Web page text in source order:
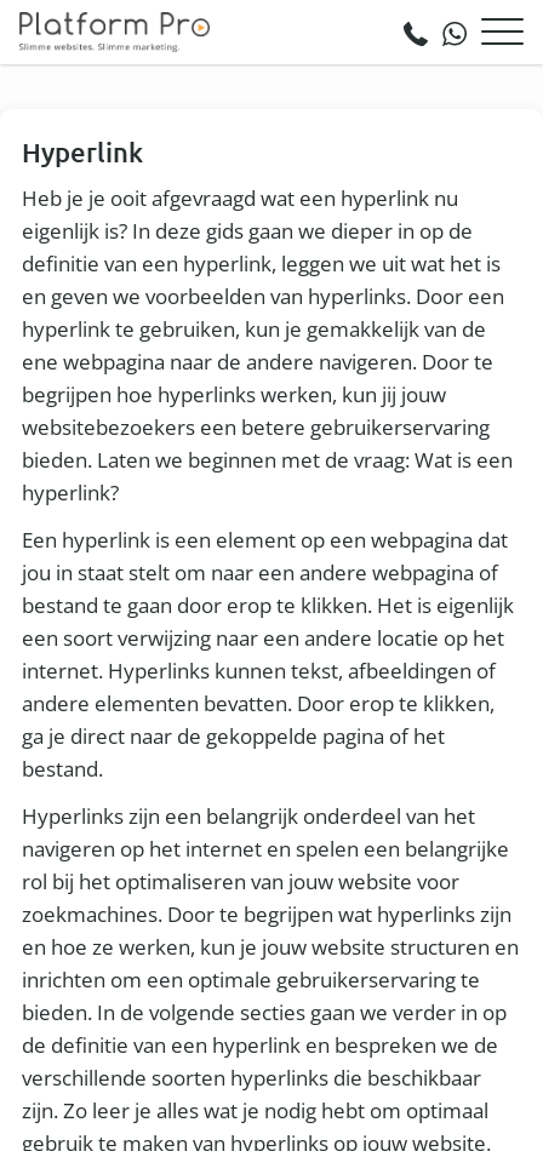
Hyperlink
Heb je je ooit afgevraagd wat een hyperlink nu
eigenlijk is? In deze gids gaan we dieper in op de
definitie van een hyperlink, leggen we uit wat het is
en geven we voorbeelden van hyperlinks. Door een
hyperlink te gebruiken, kun je gemakkelijk van de
ene webpagina naar de andere navigeren. Door te
begrijpen hoe hyperlinks werken, kun jij jouw
websitebezoekers een betere gebruikerservaring
bieden. Laten we beginnen met de vraag: Wat is een
hyperlink?
Een hyperlink is een element op een webpagina dat
jou in staat stelt om naar een andere webpagina of
bestand te gaan door erop te klikken. Het is eigenlijk
een soort verwijzing naar een andere locatie op het
internet. Hyperlinks kunnen tekst, afbeeldingen of
andere elementen bevatten. Door erop te klikken,
ga je direct naar de gekoppelde pagina of het
bestand.
Hyperlinks zijn een belangrijk onderdeel van het
navigeren op het internet en spelen een belangrijke
rol bij het optimaliseren van jouw website voor
zoekmachines. Door te begrijpen wat hyperlinks zijn
en hoe ze werken, kun je jouw website structuren en
inrichten om een optimale gebruikerservaring te
bieden. In de volgende secties gaan we verder in op
de definitie van een hyperlink en bespreken we de
verschillende soorten hyperlinks die beschikbaar
zijn. Zo leer je alles wat je nodig hebt om optimaal
gebruik te maken van hyperlinks op jouw website.